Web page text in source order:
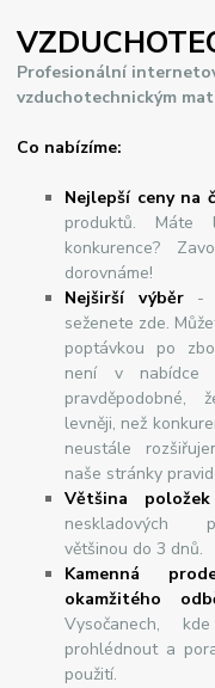
Profesionální
vzduchotechnickým
Co nabízíme:
Nejlepší ceny na
produktů. Máte
konkurence?
dorovnáme!
Nejširšívýběr-
seženete zde.
poptávkou po
není v
levněji, než
neustále
naše stránky
Většina
neskladových
většinou do 3 dnů.
Kamenná
okamžitého
Vysočanech,
prohlédnout a
použití.